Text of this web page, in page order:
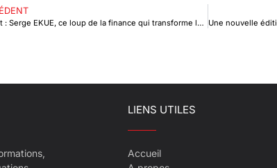
Portrait : Serge EKUE, ce loup de la finance qui transforme la BOAD
LIENS UTILES
Accueil